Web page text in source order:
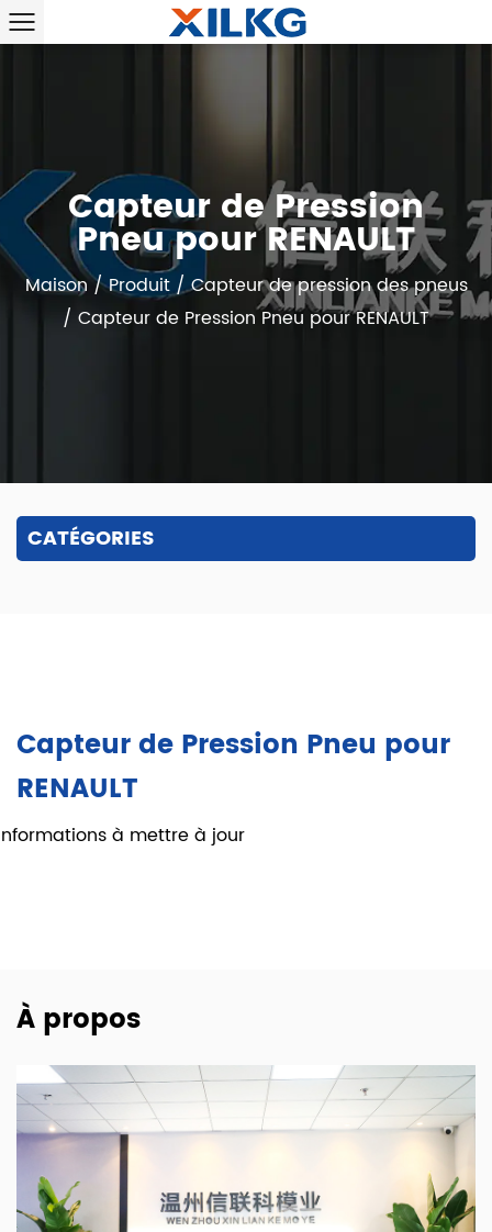
Capteur de Pression
Pneu pour RENAULT
Maison/Produit/Capteur de pression des pneus
/ Capteur de Pression Pneu pour RENAULT
CATÉGORIES
Capteur de Pression Pneu pour
RENAULT
à mettre à jour
À propos